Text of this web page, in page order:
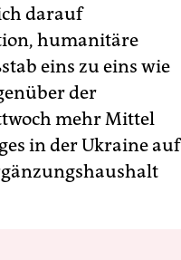
darauf
humanitäre
eins zu eins wie
der
mehr Mittel
in der Ukraine auf